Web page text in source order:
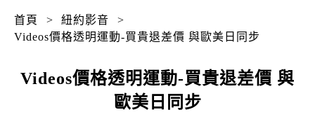
首頁 > 紐約影音
>
Videos價格透明運動-買貴退差價 與歐美日同步
Videos價格透明運動-買貴退差價 與
歐美日同步